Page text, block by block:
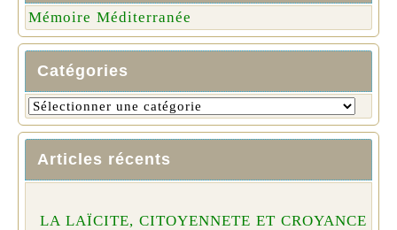
Mémoire Méditerranée
Catégories
Articles récents
LA LAÏCITE, CITOYENNETE ET CROYANCE